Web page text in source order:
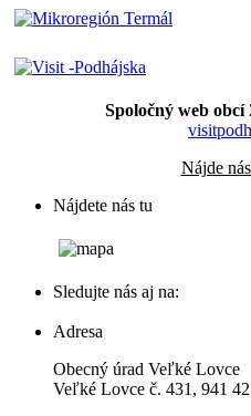
Spoločný web
Nájde
Nájdete nás tu
Sledujte nás aj na:
Adresa
Obecný úrad Veľké Lovce
Veľké Lovce č. 431, 941 42